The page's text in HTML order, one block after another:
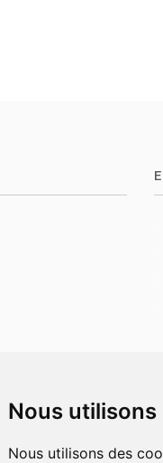
Nous
Nous utilisons des cookies et d'autres technologies de suivi pour améliorer
nos nouvelles offres,
sur les ventes et les